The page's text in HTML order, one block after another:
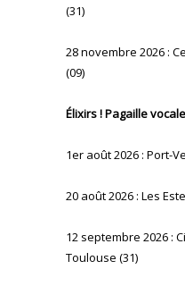
(31)
28 novembre 2026 :
(09)
Élixirs ! Pagaille
1er août 2026 : Port-
20 août 2026 : Les
12 septembre 2026 :
Toulouse (31)